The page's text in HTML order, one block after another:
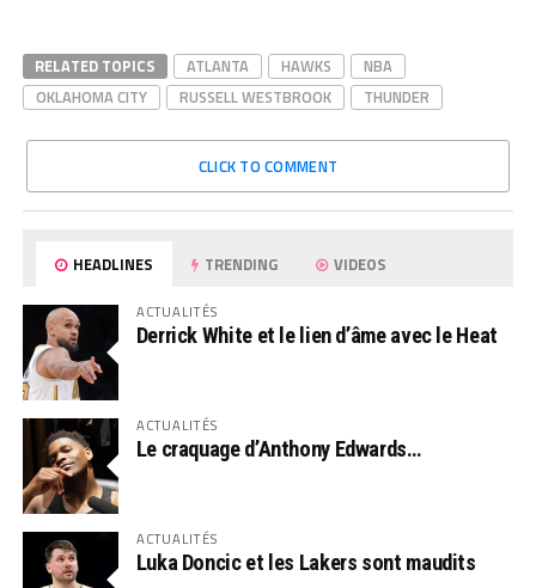
RELATED TOPICS ATLANTA HAWKS
NBA
OKLAHOMA CITY
RUSSELL WESTBROOK THUNDER
CLICK TO COMMENT
HEADLINES TRENDING VIDEOS
ACTUALITÉS
Derrick White et le lien d’âme avec le Heat
ACTUALITÉS
Le craquage d’Anthony Edwards…
ACTUALITÉS
Luka Doncic et les Lakers sont maudits